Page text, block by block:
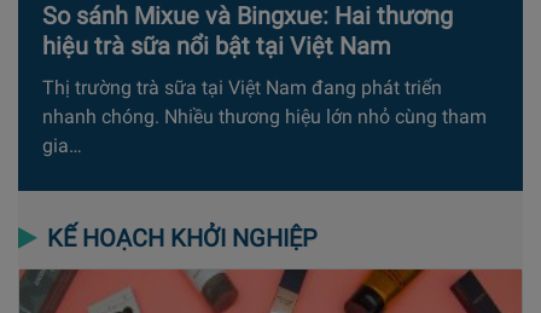
So sánh Mixue và Bingxue: Hai thương
hiệu trà sữa nổi bật tại Việt Nam
Thị trường trà sữa tại Việt Nam đang phát triển
nhanh chóng. Nhiều thương hiệu lớn nhỏ cùng tham
gia…
KẾ HOẠCH KHỞI NGHIỆP